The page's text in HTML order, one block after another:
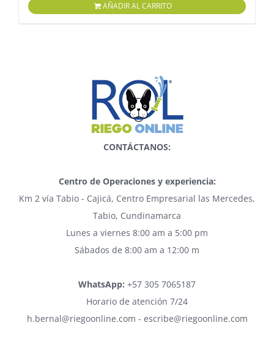
AÑADIR AL CARRITO
CONTÁCTANOS:
Centro de Operaciones y experiencia:
Km 2 vía Tabio - Cajicá, Centro Empresarial las Mercedes,
Tabio, Cundinamarca
Lunes a viernes 8:00 am a 5:00 pm
Sábados de 8:00 am a 12:00 m
WhatsApp: +57 305 7065187
Horario de atención 7/24
h.bernal@riegoonline.com - escribe@riegoonline.com